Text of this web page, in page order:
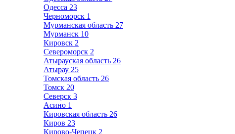
Одесса 23
Черноморск 1
Мурманская область 27
Мурманск 10
Кировск 2
Североморск 2
Атырауская область 26
Атырау 25
Томская область 26
Томск 20
Северск 3
Асино 1
Кировская область 26
Киров 23
Кирово-Чепецк 2